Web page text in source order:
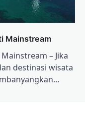
Mainstream
– Jika
destinasi wisata